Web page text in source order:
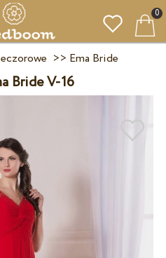
0
>> Ema Bride
Bride V-16